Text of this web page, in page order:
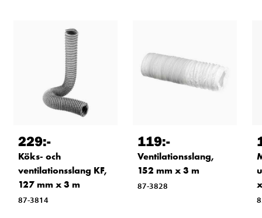
229:-
Köks- och
ventilationsslang KF,
127 mm x 3 m
87-3814
119:-
Ventilationsslang,
152 mm x 3 m
87-3828